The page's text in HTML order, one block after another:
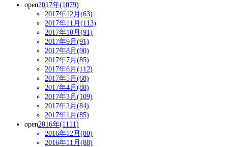
open2017年(1079)
2017年12月(63)
2017年11月(113)
2017年10月(91)
2017年9月(91)
2017年8月(90)
2017年7月(85)
2017年6月(112)
2017年5月(68)
2017年4月(88)
2017年3月(109)
2017年2月(84)
2017年1月(85)
open2016年(1111)
2016年12月(80)
2016年11月(88)